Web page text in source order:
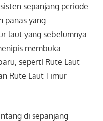
sepanjang periode
panas yang
laut yang sebelumnya
membuka
seperti Rute Laut
Rute Laut Timur
di sepanjang